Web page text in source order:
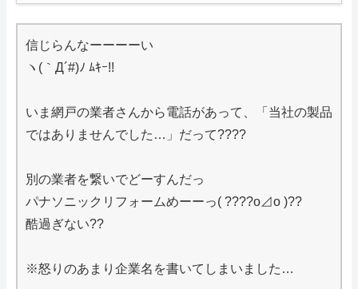
信じらんなーーーーい
ヽ(｀Д´#)ﾉ ﾑｷｰ!!
いま網戸の業者さんから電話があって、「当社の製品
ではありませんでした…」だって????
別の業者を繋いでどーすんだっ
パナソニックリフォームめーーっ( ????o⊿o )??
酷過ぎない??
※怒りのあまり企業名を書いてしまいました…